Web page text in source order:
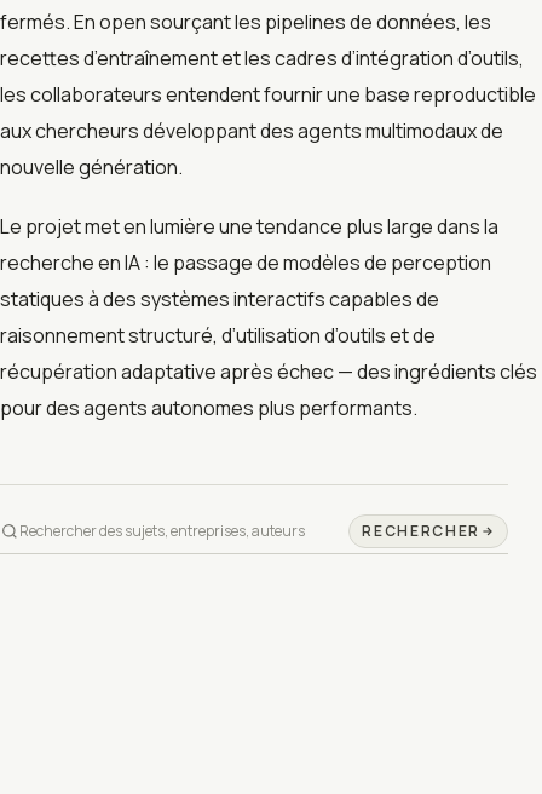
fermés. En open sourçant les pipelines de données, les
recettes d’entraînement et les cadres d’intégration d’outils,
les collaborateurs entendent fournir une base reproductible
aux chercheurs développant des agents multimodaux de
nouvelle génération.
Le projet met en lumière une tendance plus large dans la
recherche en IA : le passage de modèles de perception
statiques à des systèmes interactifs capables de
raisonnement structuré, d’utilisation d’outils et de
récupération adaptative après échec — des ingrédients clés
pour des agents autonomes plus performants.
RECHERCHER